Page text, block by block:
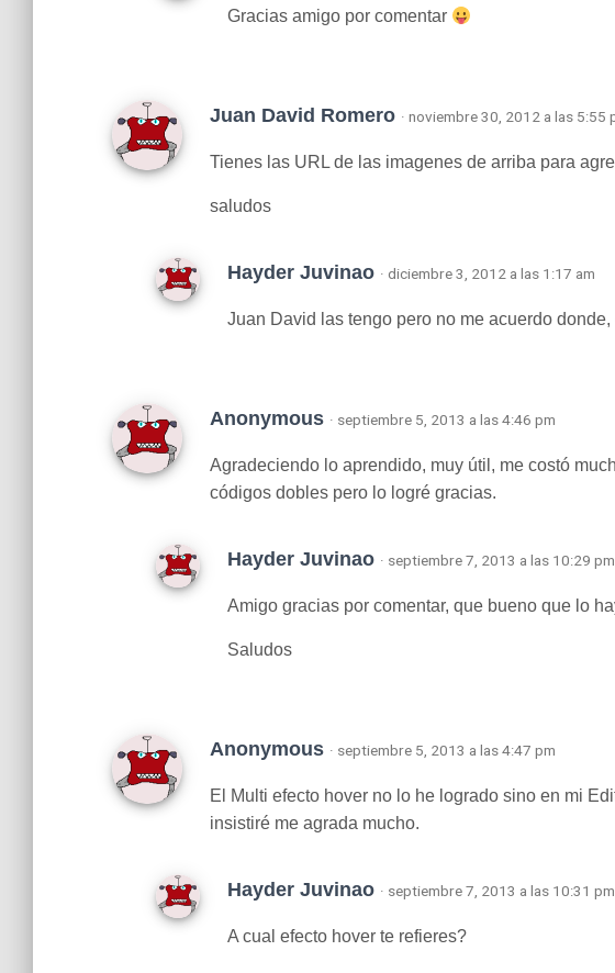
Gracias amigo por comentar
Juan David Romero · noviembre 30, 2012 a las 5:55
Tienes las URL de las imagenes de arriba para
saludos
Hayder Juvinao · diciembre 3, 2012 a las 1:17 am
Juan David las tengo pero no me acuerdo
Anonymous · septiembre 5, 2013 a las 4:46 pm
Agradeciendo lo aprendido, muy útil, me costó
códigos dobles pero lo logré gracias.
Hayder Juvinao · septiembre 7, 2013 a las 10:29 pm
Amigo gracias por comentar, que bueno que lo
Saludos
Anonymous · septiembre 5, 2013 a las 4:47 pm
El Multi efecto hover no lo he logrado sino en mi
insistiré me agrada mucho.
Hayder Juvinao · septiembre 7, 2013 a las 10:31 pm
A cual efecto hover te refieres?